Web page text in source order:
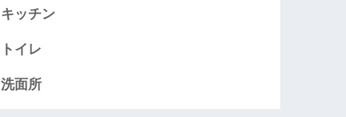
キッチン
トイレ
洗面所